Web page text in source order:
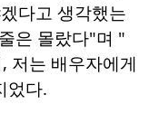
다고 생각했는
은 몰랐다"며 "
저는 배우자에게
었다.